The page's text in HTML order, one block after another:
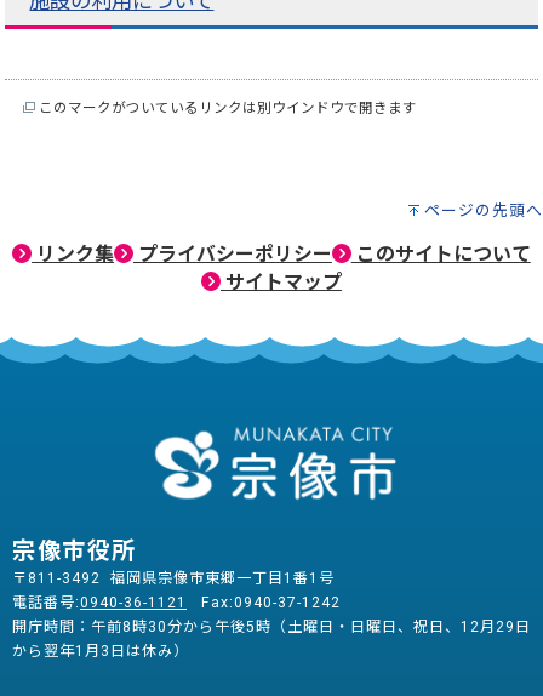
このマークがついているリンクは別ウインドウで開きます
ページの先頭へ
リンク集 プライバシーポリシー
このサイトについて
サイトマップ
宗像市役所
〒811-3492 福岡県宗像市東郷一丁目1番1号
電話番号:0940-36-1121
Fax:0940-37-1242
開庁時間：午前8時30分から午後5時（土曜日・日曜日、祝日、12月29日
から翌年1月3日は休み）